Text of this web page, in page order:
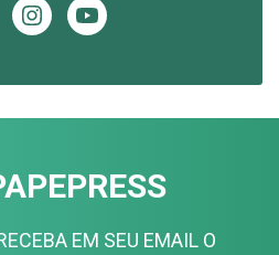
EM SEU EMAIL O